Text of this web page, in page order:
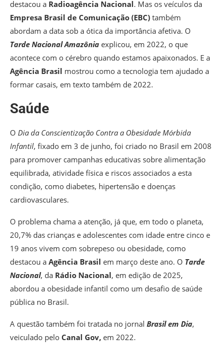
destacou a Radioagência Nacional. Mas os veículos da
Empresa Brasil de Comunicação (EBC) também
abordam a data sob a ótica da importância afetiva. O
Tarde Nacional Amazônia explicou, em 2022, o que
acontece com o cérebro quando estamos apaixonados. E a
Agência Brasil mostrou como a tecnologia tem ajudado a
formar casais, em texto também de 2022.
Saúde
O Dia da Conscientização Contra a Obesidade Mórbida
Infantil, fixado em 3 de junho, foi criado no Brasil em 2008
para promover campanhas educativas sobre alimentação
equilibrada, atividade física e riscos associados a esta
condição, como diabetes, hipertensão e doenças
cardiovasculares.
O problema chama a atenção, já que, em todo o planeta,
20,7% das crianças e adolescentes com idade entre cinco e
19 anos vivem com sobrepeso ou obesidade, como
destacou a Agência Brasil em março deste ano. O Tarde
Nacional, da Rádio Nacional, em edição de 2025,
abordou a obesidade infantil como um desafio de saúde
pública no Brasil.
A questão também foi tratada no jornal Brasil em Dia,
veiculado pelo Canal Gov, em 2022.